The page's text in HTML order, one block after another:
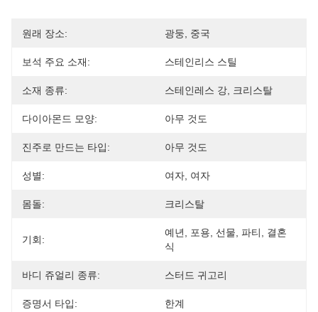
원래 장소: 광둥, 중국
보석 주요 소재: 스테인리스 스틸
소재 종류: 스테인레스 강, 크리스탈
다이아몬드 모양: 아무 것도
진주로 만드는 타입: 아무 것도
성별: 여자, 여자
몸돌: 크리스탈
기회:
예년, 포용, 선물, 파티, 결혼
식
바디 쥬얼리 종류: 스터드 귀고리
증명서 타입: 한계